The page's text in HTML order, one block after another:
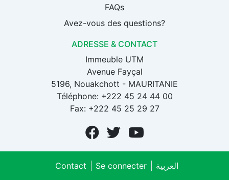
FAQs
Avez-vous des questions?
ADRESSE & CONTACT
Immeuble UTM
Avenue Fayçal
5196, Nouakchott - MAURITANIE
Téléphone: +222 45 24 44 00
Fax: +222 45 25 29 27
Contact Se connecter العربية